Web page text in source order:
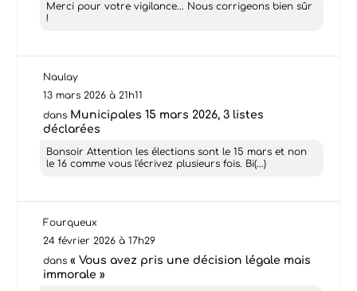
Merci pour votre vigilance... Nous corrigeons bien sûr
!
Naulay
13 mars 2026 à 21h11
dans Municipales 15 mars 2026, 3 listes
déclarées
Bonsoir Attention les élections sont le 15 mars et non
le 16 comme vous l'écrivez plusieurs fois. Bi(...)
Fourqueux
24 février 2026 à 17h29
dans« Vous avez pris une décision légale mais
immorale »